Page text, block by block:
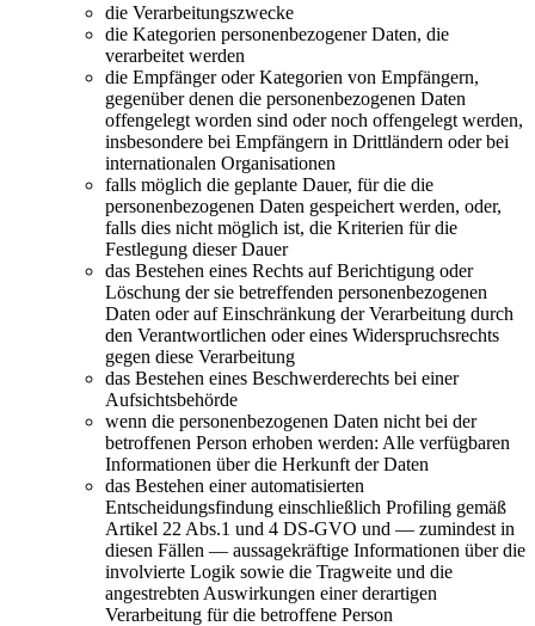
die Verarbeitungszwecke
die Kategorien personenbezogener Daten, die
verarbeitet werden
die Empfänger oder Kategorien von Empfängern,
gegenüber denen die personenbezogenen Daten
offengelegt worden sind oder noch offengelegt werden,
insbesondere bei Empfängern in Drittländern oder bei
internationalen Organisationen
falls möglich die geplante Dauer, für die die
personenbezogenen Daten gespeichert werden, oder,
falls dies nicht möglich ist, die Kriterien für die
Festlegung dieser Dauer
das Bestehen eines Rechts auf Berichtigung oder
Löschung der sie betreffenden personenbezogenen
Daten oder auf Einschränkung der Verarbeitung durch
den Verantwortlichen oder eines Widerspruchsrechts
gegen diese Verarbeitung
das Bestehen eines Beschwerderechts bei einer
Aufsichtsbehörde
wenn die personenbezogenen Daten nicht bei der
betroffenen Person erhoben werden: Alle verfügbaren
Informationen über die Herkunft der Daten
das Bestehen einer automatisierten
Entscheidungsfindung einschließlich Profiling gemäß
Artikel 22 Abs.1 und 4 DS-GVO und — zumindest in
diesen Fällen — aussagekräftige Informationen über die
involvierte Logik sowie die Tragweite und die
angestrebten Auswirkungen einer derartigen
Verarbeitung für die betroffene Person